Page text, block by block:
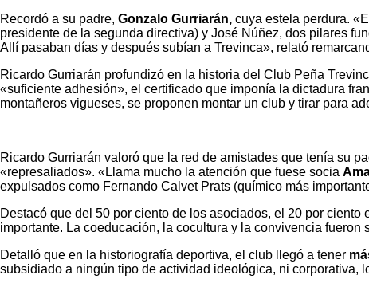
Recordó a su padre, Gonzalo Gurriarán, cuya estela perdura.
presidente de la segunda directiva) y José Núñez, dos pilares
Allí pasaban días y después subían a Trevinca», relató
Ricardo Gurriarán profundizó en la historia del Club Peña
«suficiente adhesión», el certificado que imponía la dictadura
montañeros vigueses, se proponen montar un club y tirar para
Ricardo Gurriarán valoró que la red de amistades que tenía su
«represaliados». «Llama mucho la atención que fuese socia
expulsados como Fernando Calvet Prats (químico más
Destacó que del 50 por ciento de los asociados, el 20 por
importante. La coeducación, la cocultura y la convivencia
Detalló que en la historiografía deportiva, el club llegó a tener
subsidiado a ningún tipo de actividad ideológica, ni corporativa,